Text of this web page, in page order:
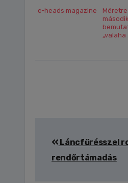
c-heads magazine
„valaha
navigáció
Láncfűrésszel
rendőrtámadás